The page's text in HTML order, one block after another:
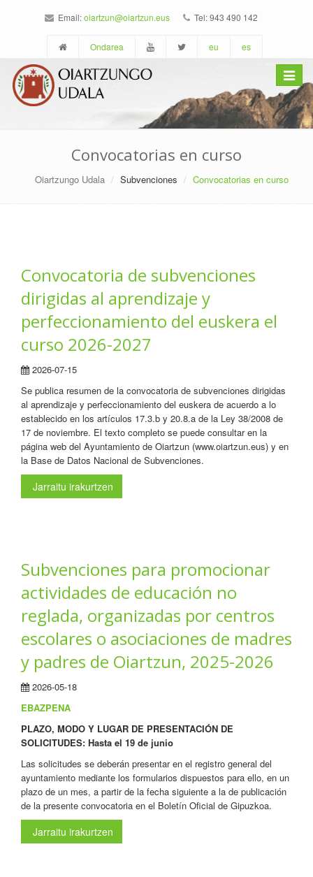
Email:oiartzun@oiartzun.eus Tel: 943 490 142
Ondarea eu es
Toggle
Convocatorias en curso
Oiartzungo Udala Subvenciones Convocatorias en curso
Convocatoria de subvenciones
dirigidas al aprendizaje y
perfeccionamiento del euskera el
curso 2026-2027
2026-07-15
Se publica resumen de la convocatoria de subvenciones dirigidas
al aprendizaje y perfeccionamiento del euskera de acuerdo a lo
establecido en los artículos 17.3.b y 20.8.a de la Ley 38/2008 de
17 de noviembre. El texto completo se puede consultar en la
página web del Ayuntamiento de Oiartzun (www.oiartzun.eus) y en
la Base de Datos Nacional de Subvenciones.
Jarraitu irakurtzen
Subvenciones para promocionar
actividades de educación no
reglada, organizadas por centros
escolares o asociaciones de madres
y padres de Oiartzun, 2025-2026
2026-05-18
EBAZPENA
PLAZO, MODO Y LUGAR DE PRESENTACIÓN DE
SOLICITUDES: Hasta el 19 de junio
Las solicitudes se deberán presentar en el registro general del
ayuntamiento mediante los formularios dispuestos para ello, en un
plazo de un mes, a partir de la fecha siguiente a la de publicación
de la presente convocatoria en el Boletín Oficial de Gipuzkoa.
Jarraitu irakurtzen